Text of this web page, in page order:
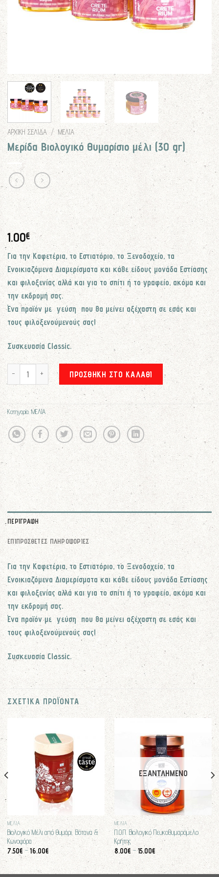
ΑΡΧΙΚΉ ΣΕΛΊΔΑ / ΜΕΛΙΑ
Μερίδα Βιολογικό Θυμαρίσιο μέλι (30 gr)
1.00€
Για την Καφετέρια, το Εστιατόριο, το Ξενοδοχείο, τα
Ενοικιαζόμενα Διαμερίσματα και κάθε είδους μονάδα Εστίασης
και φιλοξενίας αλλά και για το σπίτι ή το γραφείο, ακόμα και
την εκδρομή σας.
Ένα προϊόν με γεύση που θα μείνει αξέχαστη σε εσάς και
τους φιλοξενούμενούς σας!
Συσκευασία Classic.
Μερίδα Βιολογικό Θυμαρίσιο μέλι (30 gr) ποσότητα
ΠΡΟΣΘΉΚΗ ΣΤΟ ΚΑΛΆΘΙ
Κατηγορία:ΜΕΛΙΑ
ΠΕΡΙΓΡΑΦΉ
ΕΠΙΠΡΌΣΘΕΤΕΣ ΠΛΗΡΟΦΟΡΊΕΣ
Για την Καφετέρια, το Εστιατόριο, το Ξενοδοχείο, τα
Ενοικιαζόμενα Διαμερίσματα και κάθε είδους μονάδα Εστίασης
και φιλοξενίας αλλά και για το σπίτι ή το γραφείο, ακόμα και
την εκδρομή σας.
Ένα προϊόν με γεύση που θα μείνει αξέχαστη σε εσάς και
τους φιλοξενούμενούς σας!
Συσκευασία Classic.
ΣΧΕΤΙΚΆ ΠΡΟΪΌΝΤΑ
ΜΕΛΙΑ
Βιολογικό Μέλι από Θυμάρι, Βότανα &
Κωνοφόρα
7.50€ –16.00€
ΕΞΑΝΤΛΗΜΈΝΟ
ΜΕΛΙΑ
Π.Ο.Π. Βιολογικό Πευκοθυμαρόμελο
Κρήτης
8.00€ –15.00€